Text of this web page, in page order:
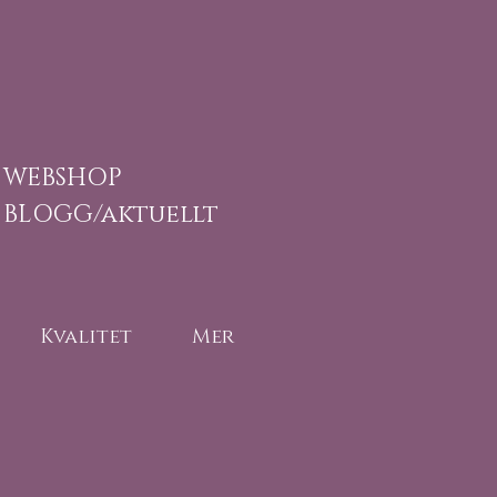
WEBSHOP
BLOGG/aktuellt
Kvalitet Mer